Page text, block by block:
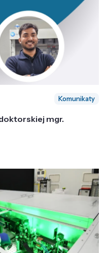
Komunikaty
mgr.